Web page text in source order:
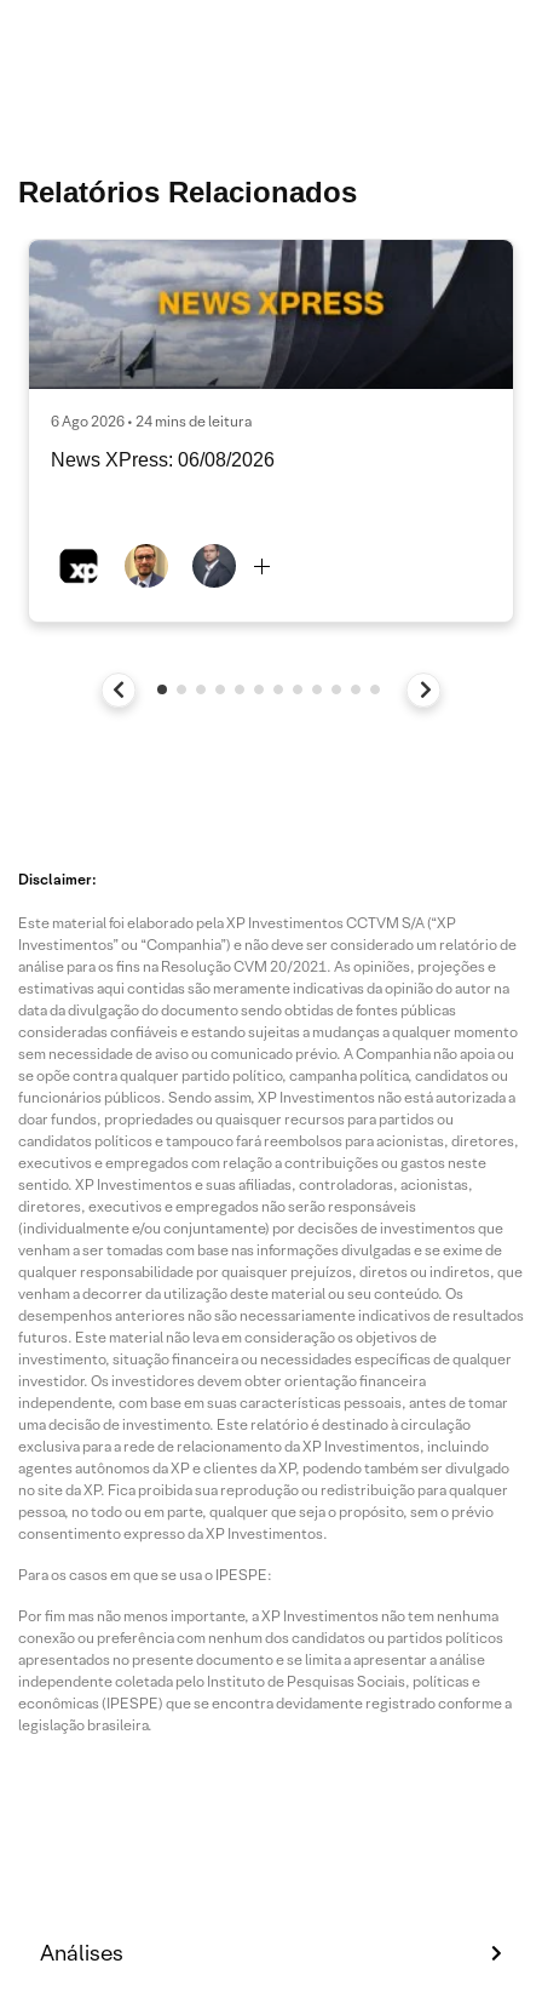
Relatórios Relacionados
6 Ago 2026 • 24 mins de leitura
News XPress: 06/08/2026
Disclaimer:
Este material foi elaborado pela XP Investimentos CCTVM S/A (“XP
Investimentos” ou “Companhia”) e não deve ser considerado um relatório de
análise para os fins na Resolução CVM 20/2021. As opiniões, projeções e
estimativas aqui contidas são meramente indicativas da opinião do autor na
data da divulgação do documento sendo obtidas de fontes públicas
consideradas confiáveis e estando sujeitas a mudanças a qualquer momento
sem necessidade de aviso ou comunicado prévio. A Companhia não apoia ou
se opõe contra qualquer partido político, campanha política, candidatos ou
funcionários públicos. Sendo assim, XP Investimentos não está autorizada a
doar fundos, propriedades ou quaisquer recursos para partidos ou
candidatos políticos e tampouco fará reembolsos para acionistas, diretores,
executivos e empregados com relação a contribuições ou gastos neste
sentido. XP Investimentos e suas afiliadas, controladoras, acionistas,
diretores, executivos e empregados não serão responsáveis
(individualmente e/ou conjuntamente) por decisões de investimentos que
venham a ser tomadas com base nas informações divulgadas e se exime de
qualquer responsabilidade por quaisquer prejuízos, diretos ou indiretos, que
venham a decorrer da utilização deste material ou seu conteúdo. Os
desempenhos anteriores não são necessariamente indicativos de resultados
futuros. Este material não leva em consideração os objetivos de
investimento, situação financeira ou necessidades específicas de qualquer
investidor. Os investidores devem obter orientação financeira
independente, com base em suas características pessoais, antes de tomar
uma decisão de investimento. Este relatório é destinado à circulação
exclusiva para a rede de relacionamento da XP Investimentos, incluindo
agentes autônomos da XP e clientes da XP, podendo também ser divulgado
no site da XP. Fica proibida sua reprodução ou redistribuição para qualquer
pessoa, no todo ou em parte, qualquer que seja o propósito, sem o prévio
consentimento expresso da XP Investimentos.
Para os casos em que se usa o IPESPE:
Por fim mas não menos importante, a XP Investimentos não tem nenhuma
conexão ou preferência com nenhum dos candidatos ou partidos políticos
apresentados no presente documento e se limita a apresentar a análise
independente coletada pelo Instituto de Pesquisas Sociais, políticas e
econômicas (IPESPE) que se encontra devidamente registrado conforme a
legislação brasileira.
Análises